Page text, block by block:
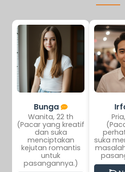
Bunga
Wanita, 22 th
(Pacar yang kreatif
dan suka
menciptakan
kejutan romantis
untuk
pasangannya.)
suka